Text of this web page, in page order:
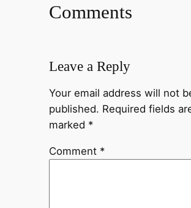
Comments
Leave a Reply
Your email address will not
published. Required fields
marked *
Comment *